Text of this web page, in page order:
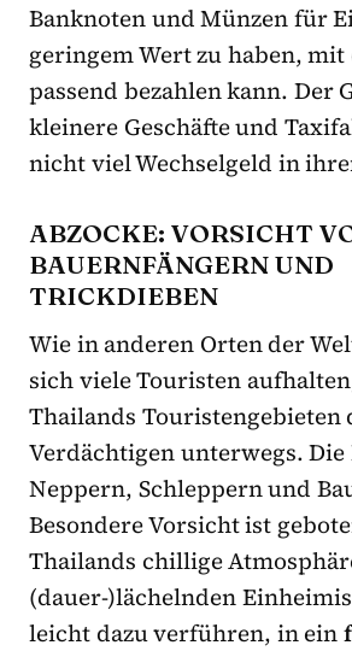
Banknoten und Münzen für
geringem Wert zu haben, mit
passend bezahlen kann. Der
kleinere Geschäfte und
nicht viel Wechselgeld in
ABZOCKE: VORSICHT
BAUERNFÄNGERN UND
TRICKDIEBEN
Wie in anderen Orten der
sich viele Touristen
Thailands Touristengebieten
Verdächtigen unterwegs. Die
Neppern, Schleppern und
Besondere Vorsicht ist
Thailands chillige
(dauer-)lächelnden
leicht dazu verführen, in ein